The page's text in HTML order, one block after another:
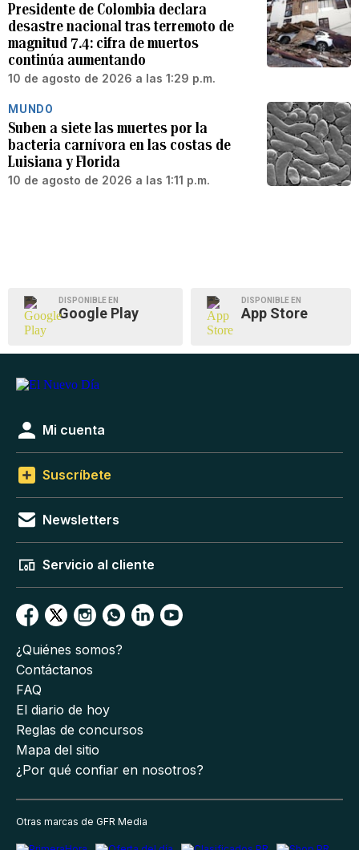
Presidente de Colombia declara
desastre nacional tras terremoto de
magnitud 7.4: cifra de muertos
continúa aumentando
10 de agosto de 2026 a las 1:29 p.m.
MUNDO
Suben a siete las muertes por la
bacteria carnívora en las costas de
Luisiana y Florida
10 de agosto de 2026 a las 1:11 p.m.
DISPONIBLE EN
Google Play
DISPONIBLE EN
App Store
Mi cuenta
Suscríbete
Newsletters
Servicio al cliente
¿Quiénes somos?
Contáctanos
FAQ
El diario de hoy
Reglas de concursos
Mapa del sitio
¿Por qué confiar en nosotros?
Otras marcas de GFR Media